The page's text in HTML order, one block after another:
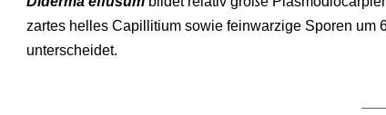
zartes helles Capillitium sowie feinwarzige Sporen um
unterscheidet.